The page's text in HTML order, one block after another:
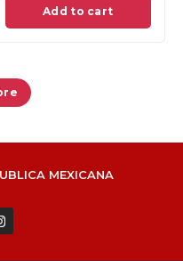
Add to cart
MEXICANA